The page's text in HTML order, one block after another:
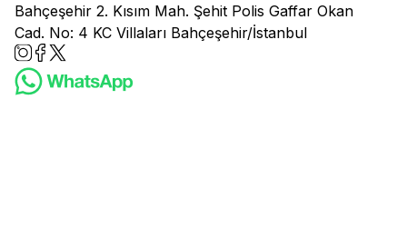
Bahçeşehir 2. Kısım Mah. Şehit Polis Gaffar Okan
Cad. No: 4 KC Villaları Bahçeşehir/İstanbul